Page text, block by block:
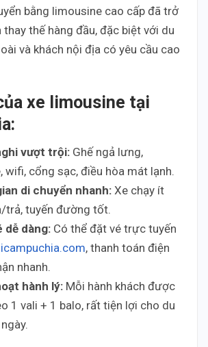
bằng limousine cao cấp đã trở
thế hàng đầu, đặc biệt với du
và khách nội địa có yêu cầu cao
xe limousine tại
vượt trội: Ghế ngả lưng,
wifi, cổng sạc, điều hòa mát lạnh.
di chuyển nhanh:Xe chạy ít
trả, tuyến đường tốt.
dễ dàng: Có thể đặt vé trực tuyến
, thanh toán điện
nhanh.
hành lý: Mỗi hành khách được
1 vali + 1 balo, rất tiện lợi cho du